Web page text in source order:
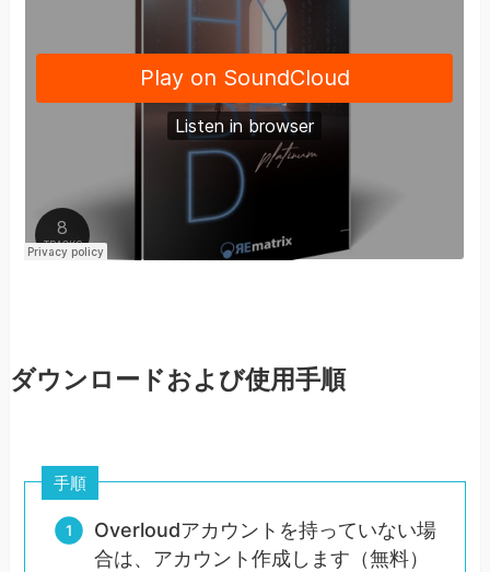
ダウンロードおよび使用手順
手順
Overloudアカウントを持っていない場
合は、アカウント作成します（無料）